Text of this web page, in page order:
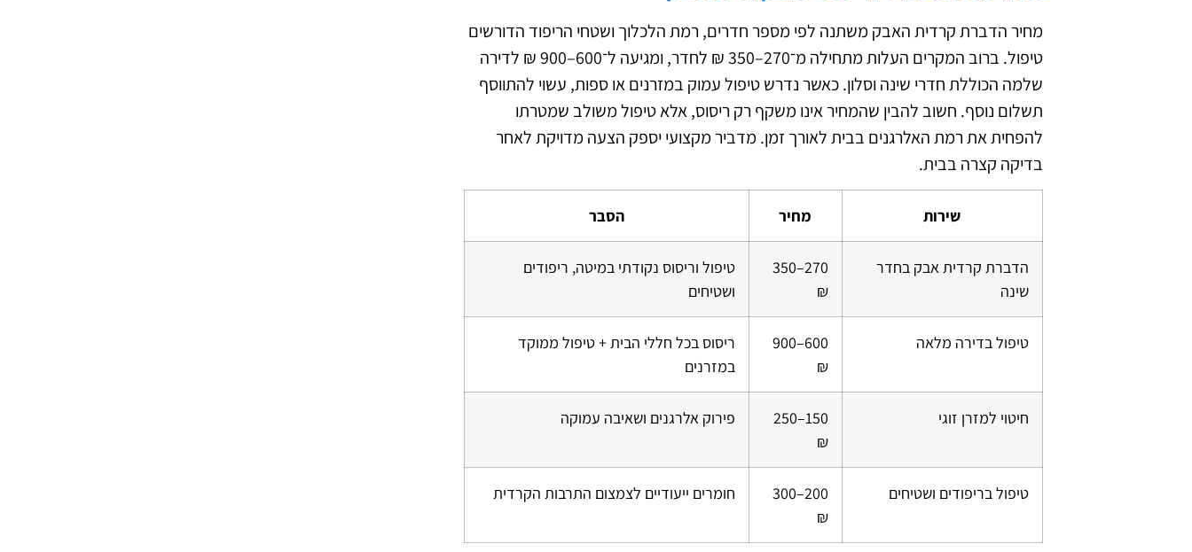
מחיר הדברת קרדית האבק משתנה לפי מספר חדרים, רמת הלכלוך ושטחי הריפוד הדורשים
טיפול. ברוב המקרים העלות מתחילה מ־270–350 ₪ לחדר, ומגיעה ל־600–900 ₪ לדירה
שלמה הכוללת חדרי שינה וסלון. כאשר נדרש טיפול עמוק במזרנים או ספות, עשוי להתווסף
תשלום נוסף. חשוב להבין שהמחיר אינו משקף רק ריסוס, אלא טיפול משולב שמטרתו
להפחית את רמת האלרגנים בבית לאורך זמן. מדביר מקצועי יספק הצעה מדויקת לאחר
בדיקה קצרה בבית.
שירות מחיר הסבר
הדברת קרדית אבק בחדר
שינה
270–350
₪
טיפול וריסוס נקודתי במיטה, ריפודים
ושטיחים
טיפול בדירה מלאה
600–900
₪
ריסוס בכל חללי הבית + טיפול ממוקד
במזרנים
חיטוי למזרן זוגי
150–250
₪
פירוק אלרגנים ושאיבה עמוקה
טיפול בריפודים ושטיחים
200–300
₪
חומרים ייעודיים לצמצום התרבות הקרדית